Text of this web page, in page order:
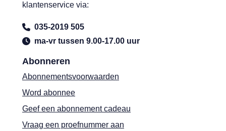
Abonneren
Abonnementsvoorwaarden
Word abonnee
Geef een abonnement cadeau
Vraag een proefnummer aan
klantenservice via:
035-2019 505
ma-vr tussen 9.00-17.00 uur